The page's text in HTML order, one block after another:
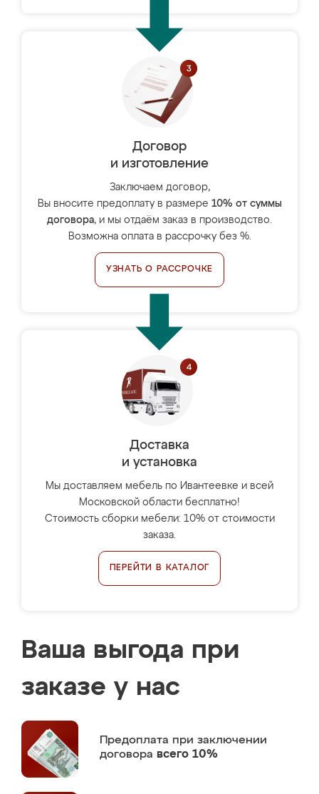
Договор
и изготовление
Заключаем договор,
Вы вносите предоплату в размере 10% от суммы
договора, и мы отдаём заказ в производство.
Возможна оплата в рассрочку без %.
УЗНАТЬ О РАССРОЧКЕ
Доставка
и установка
Мы доставляем мебель по Ивантеевке и всей
Московской области бесплатно!
Стоимость сборки мебели: 10% от стоимости
заказа.
ПЕРЕЙТИ В КАТАЛОГ
Ваша выгода при
заказе у нас
Предоплата при заключении
договора всего 10%